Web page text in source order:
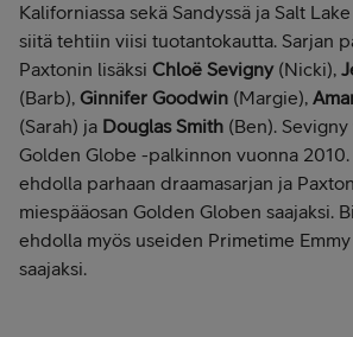
Kaliforniassa sekä Sandyssä ja Salt
siitä tehtiin viisi tuotantokautta. Sarjan
Paxtonin lisäksi Chloë Sevigny (Nicki),
(Barb), Ginnifer Goodwin (Margie),
(Sarah) ja Douglas Smith (Ben).
Golden Globe -palkinnon vuonna
ehdolla parhaan draamasarjan ja
miespääosan Golden Globen saajaksi.
ehdolla myös useiden Primetime
saajaksi.